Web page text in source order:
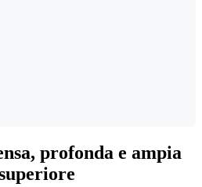
profonda e ampia